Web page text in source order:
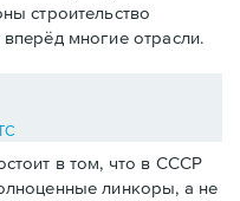
строительство
многие отрасли.
в том, что в СССР
линкоры, а не